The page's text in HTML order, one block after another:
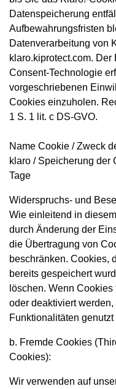
Datenspeicherung
Aufbewahrungsfristen
Datenverarbeitung von
klaro.kiprotect.com.
Consent-Technologie
vorgeschriebenen
Cookies einzuholen.
1 S. 1 lit. c DS-GVO.
Name Cookie / Zweck
klaro / Speicherung der
Tage
Widerspruchs- und
Wie einleitend in
durch Änderung der
die Übertragung von
beschränken. Cookies,
bereits gespeichert
löschen. Wenn
oder deaktiviert
Funktionalitäten
b. Fremde Cookies
Cookies):
Wir verwenden auf